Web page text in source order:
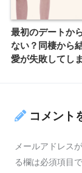
最初のデートか
ない？同棲から
愛が失敗してし
コメント
メールアドレス
る欄は必須項目